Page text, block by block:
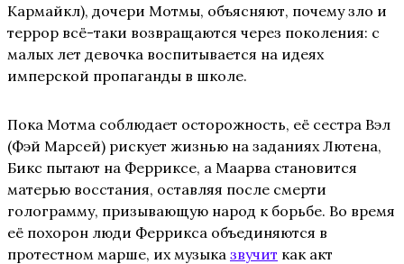
Кармайкл), дочери Мотмы, объясняют, почему зло и
террор всё-таки возвращаются через поколения: с
малых лет девочка воспитывается на идеях
имперской пропаганды в школе.
Пока Мотма соблюдает осторожность, её сестра Вэл
(Фэй Марсей) рискует жизнью на заданиях Лютена,
Бикс пытают на Ферриксе, а Маарва становится
матерью восстания, оставляя после смерти
голограмму, призывающую народ к борьбе. Во время
её похорон люди Феррикса объединяются в
протестном марше, их музыка звучит как акт